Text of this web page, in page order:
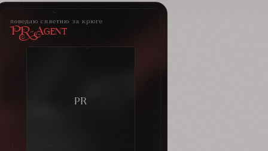
поведаю сплетню за крюге
PR-Agent